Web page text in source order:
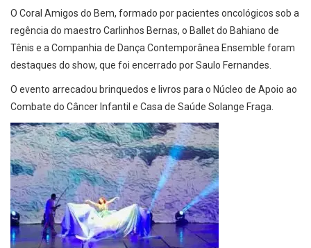
O Coral Amigos do Bem, formado por pacientes oncológicos sob a
regência do maestro Carlinhos Bernas, o Ballet do Bahiano de
Tênis e a Companhia de Dança Contemporânea Ensemble foram
destaques do show, que foi encerrado porSaulo Fernandes
O evento arrecadou brinquedos e livros para o Núcleo de Apoio ao
Combate do Câncer Infantil e Casa de Saúde Solange Fraga.